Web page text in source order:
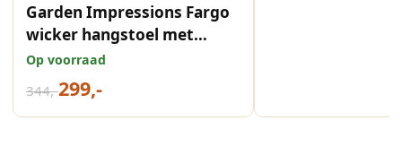
Garden Impressions Fargo
wicker hangstoel met
standaard grijs
Op voorraad
344,-299,-